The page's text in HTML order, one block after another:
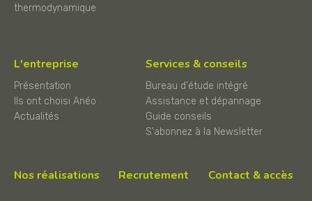
thermodynamique
L'entreprise
Présentation
Ils ont choisi Anéo
Actualités
Services & conseils
Bureau d'étude intégré
Assistance et dépannage
Guide conseils
S'abonnez à la Newsletter
Nos réalisations Recrutement Contact & accès